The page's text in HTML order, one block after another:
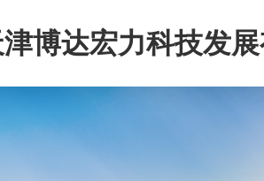
博达宏力科技发